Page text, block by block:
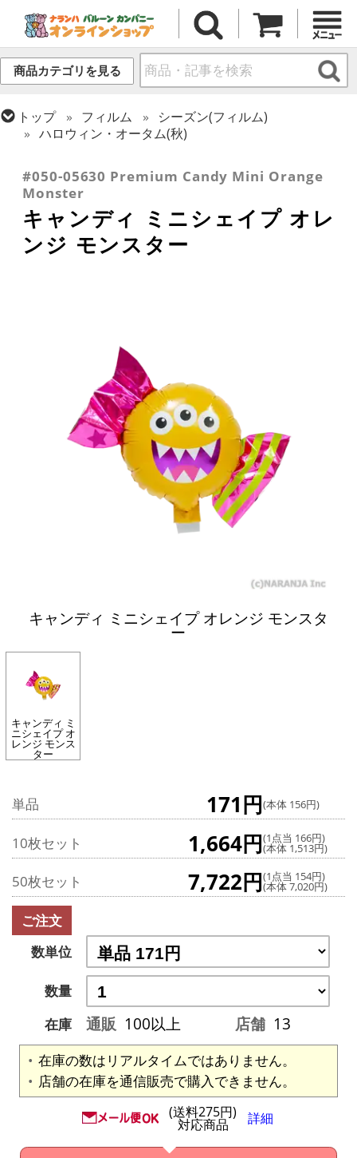
商品カテゴリを見る
トップ フィルム
シーズン(フィルム)
ハロウィン・オータム(秋)
#050-05630 Premium Candy Mini Orange
Monster
キャンディ ミニシェイプ オレ
ンジ モンスター
キャンディ ミニシェイプ オレンジ モンスタ
ー
キャンディ ミ
ニシェイプ オ
レンジ モンス
ター
単品 171円(本体 156円)
10枚セット 1,664円(1点当 166円)
(本体 1,513円)
50枚セット 7,722円(1点当 154円)
(本体 7,020円)
ご注文
数単位
数量
在庫
通販 100以上 店舗 13
在庫の数はリアルタイムではありません。
店舗の在庫を通信販売で購入できません。
(送料275円)
対応商品 詳細